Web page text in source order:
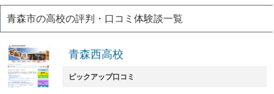
青森市の高校の評判・口コミ体験談一覧
青森西高校
ピックアップ口コミ